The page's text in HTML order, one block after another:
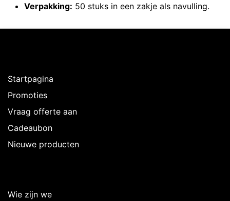
Verpakking: 50 stuks in een zakje als navulling.
Startpagina
Promoties
Vraag offerte aan
Cadeaubon
Nieuwe producten
Wie zijn we